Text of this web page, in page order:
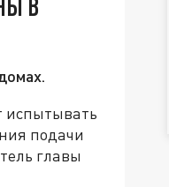
В
испытывать
подачи
главы